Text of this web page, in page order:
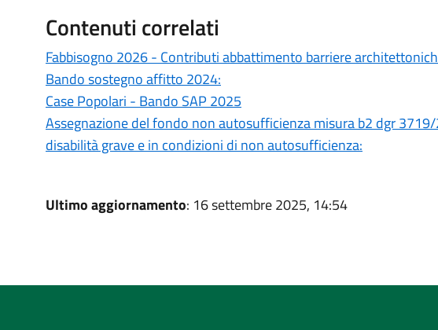
Contenuti correlati
Fabbisogno 2026 - Contributi abbattimento barriere
Bando sostegno affitto 2024:
Case Popolari - Bando SAP 2025
Assegnazione del fondo non autosufficienza misura b2 dgr
disabilità grave e in condizioni di non autosufficienza:
Ultimo aggiornamento: 16 settembre 2025, 14:54